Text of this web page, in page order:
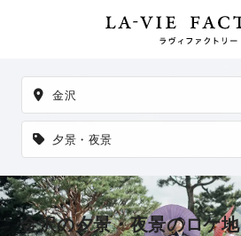
出張撮影も可能です。
金沢
夕景・夜景
金沢の夕景・夜景のロケ地